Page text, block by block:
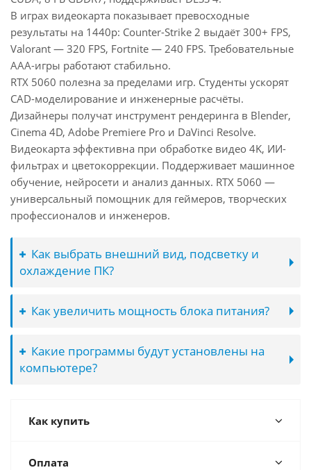
В играх видеокарта показывает превосходные
результаты на 1440p: Counter-Strike 2 выдаёт 300+ FPS,
Valorant — 320 FPS, Fortnite — 240 FPS. Требовательные
AAA-игры работают стабильно.
RTX 5060 полезна за пределами игр. Студенты ускорят
CAD-моделирование и инженерные расчёты.
Дизайнеры получат инструмент рендеринга в Blender,
Cinema 4D, Adobe Premiere Pro и DaVinci Resolve.
Видеокарта эффективна при обработке видео 4K, ИИ-
фильтрах и цветокоррекции. Поддерживает машинное
обучение, нейросети и анализ данных. RTX 5060 —
универсальный помощник для геймеров, творческих
профессионалов и инженеров.
Как выбрать внешний вид, подсветку и
охлаждение ПК?
Как увеличить мощность блока питания?
Какие программы будут установлены на
компьютере?
Как купить
Оплата